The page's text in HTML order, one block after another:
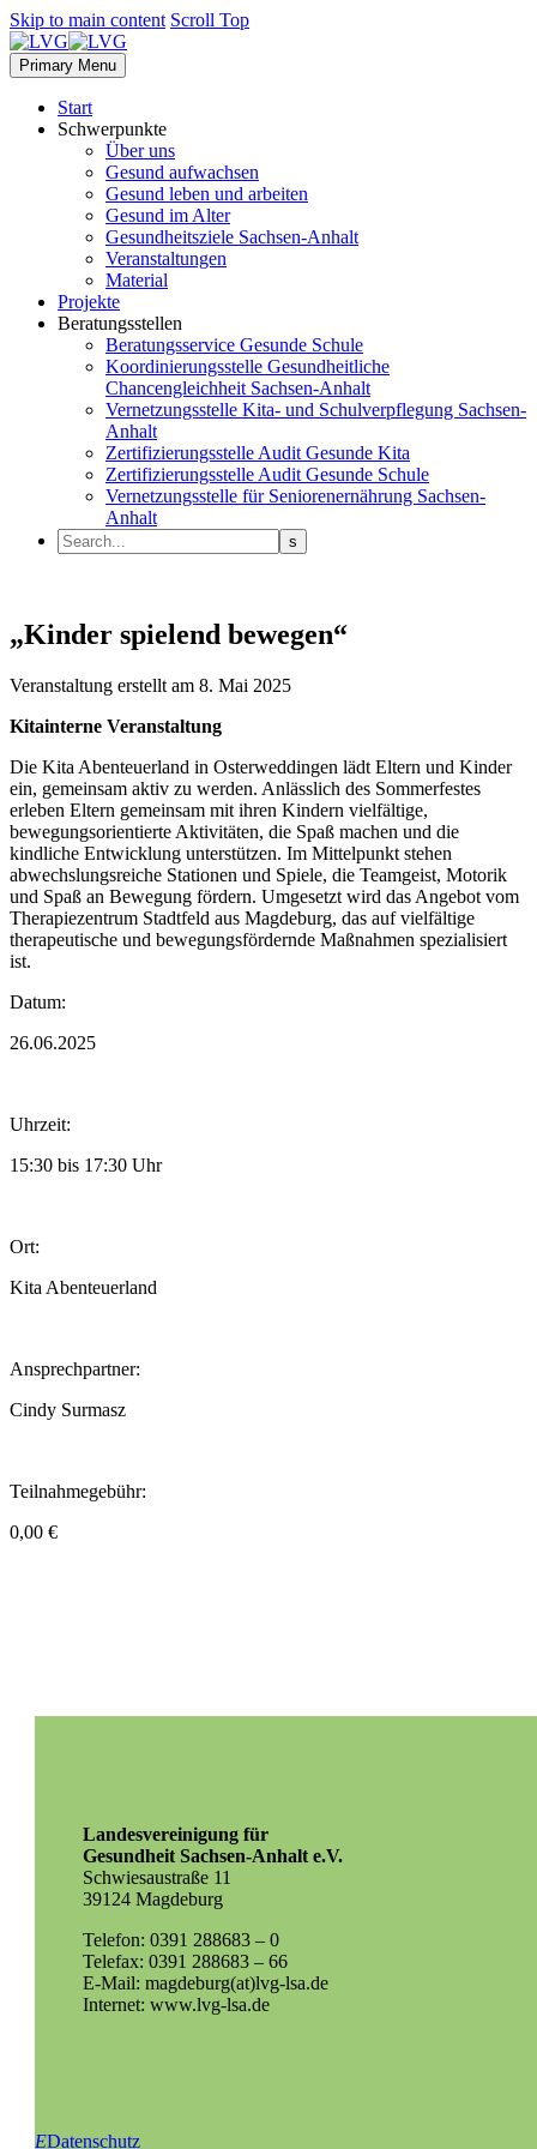
Skip to main content Scroll Top
Primary Menu
Start
Schwerpunkte
Über uns
Gesund aufwachsen
Gesund leben und arbeiten
Gesund im Alter
Gesundheitsziele Sachsen-Anhalt
Veranstaltungen
Material
Projekte
Beratungsstellen
Beratungsservice Gesunde Schule
Koordinierungsstelle Gesundheitliche
Chancengleichheit Sachsen-Anhalt
Vernetzungsstelle Kita- und Schulverpflegung Sachsen-
Anhalt
Zertifizierungsstelle Audit Gesunde Kita
Zertifizierungsstelle Audit Gesunde Schule
Vernetzungsstelle für Seniorenernährung Sachsen-
Anhalt
„Kinder spielend bewegen“
Veranstaltung erstellt am 8. Mai 2025
Kitainterne Veranstaltung
Die Kita Abenteuerland in Osterweddingen lädt Eltern und Kinder
ein, gemeinsam aktiv zu werden. Anlässlich des Sommerfestes
erleben Eltern gemeinsam mit ihren Kindern vielfältige,
bewegungsorientierte Aktivitäten, die Spaß machen und die
kindliche Entwicklung unterstützen. Im Mittelpunkt stehen
abwechslungsreiche Stationen und Spiele, die Teamgeist, Motorik
und Spaß an Bewegung fördern. Umgesetzt wird das Angebot vom
Therapiezentrum Stadtfeld aus Magdeburg, das auf vielfältige
therapeutische und bewegungsfördernde Maßnahmen spezialisiert
ist.
Datum:
26.06.2025
Uhrzeit:
15:30 bis 17:30 Uhr
Ort:
Kita Abenteuerland
Ansprechpartner:
Cindy Surmasz
Teilnahmegebühr:
0,00 €
Landesvereinigung für
Gesundheit Sachsen-Anhalt e.V.
Schwiesaustraße 11
39124 Magdeburg
Telefon: 0391 288683 – 0
Telefax: 0391 288683 – 66
E-Mail: magdeburg(at)lvg-lsa.de
Internet: www.lvg-lsa.de
EDatenschutz